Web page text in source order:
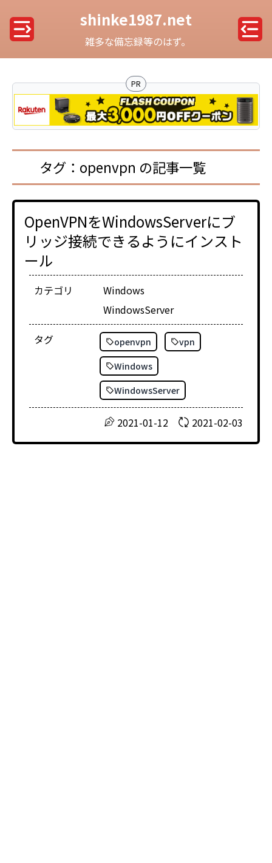
shinke1987.net
雑多な備忘録等のはず。
PR
タグ：openvpn の記事一覧
OpenVPNをWindowsServerにブ
リッジ接続できるようにインスト
ール
カテゴリ
Windows
WindowsServer
タグ openvpn
vpn
Windows
WindowsServer
2021-01-12 2021-02-03